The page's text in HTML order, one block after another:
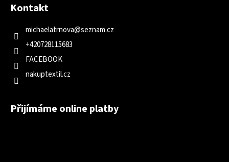
Kontakt
michaelatrnova@seznam.cz
+420728115683
FACEBOOK
nakuptextil.cz
Přijímáme online platby